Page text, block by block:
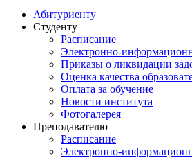
Абитуриенту
Студенту
Расписание
Электронно-
Приказы о ликвидации
Оценка качества
Оплата за обучение
Новости института
Фотогалерея
Преподавателю
Расписание
Электронно-